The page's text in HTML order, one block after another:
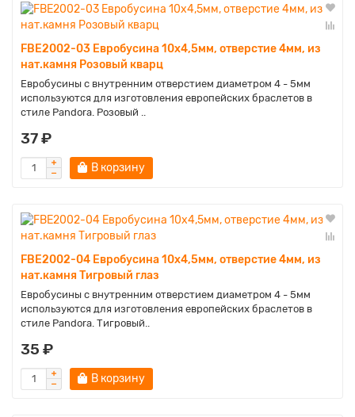
FBE2002-03 Евробусина 10х4,5мм, отверстие 4мм, из
нат.камня Розовый кварц
Евробусины с внутренним отверстием диаметром 4 - 5мм
используются для изготовления европейских браслетов в
стиле Pandora. Розовый ..
37 ₽
В корзину
FBE2002-04 Евробусина 10х4,5мм, отверстие 4мм, из
нат.камня Тигровый глаз
Евробусины с внутренним отверстием диаметром 4 - 5мм
используются для изготовления европейских браслетов в
стиле Pandora. Тигровый..
35 ₽
В корзину